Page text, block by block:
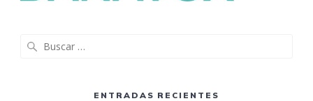
ENTRADAS RECIENTES